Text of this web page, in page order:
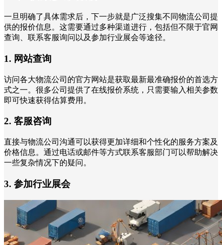
一旦明确了具体需求后，下一步就是广泛搜集不同物流公司提
供的报价信息。这需要通过多种渠道进行，包括但不限于官网
查询、联系客服询问以及参加行业展会等途径。
1. 网站查询
访问各大物流公司的官方网站是获取最新最准确报价的首选方
式之一。很多公司提供了在线报价系统，只需要输入相关参数
即可快速获得估算费用。
2. 客服咨询
直接与物流公司沟通可以获得更加详细和个性化的服务方案及
价格信息。通过电话或邮件等方式联系客服部门可以帮助解决
一些复杂情况下的疑问。
3. 参加行业展会